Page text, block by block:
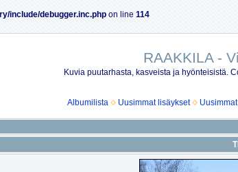
include/debugger.inc.php on line 114
RAAKKILA -
Kuvia puutarhasta, kasveista ja hyönteisistä.
Albumilista
Uusimmat lisäykset